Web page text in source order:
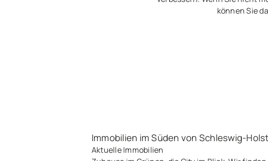
können Sie
Immobilien im Süden von Schleswig-
Aktuelle Immobilien